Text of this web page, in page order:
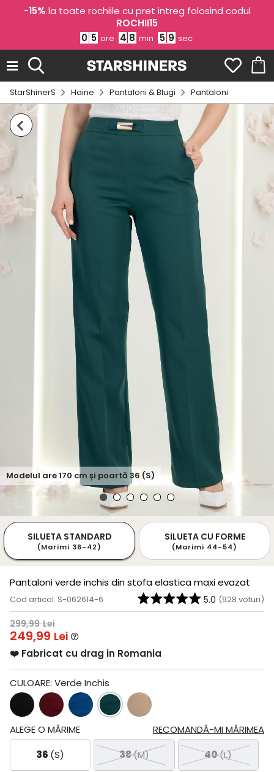
-15% la toate rochiile cu pret intreg folosind codul
ROCHII15
0 5 ore 4 8 min 5 8 sec
StarShinerS Haine Pantaloni & Blugi Pantaloni
Modelul are170 cm și poartă 36 (S)
SILUETA STANDARD
(Marimi 36-42)
SILUETA CU FORME
(Marimi 44-54)
Pantaloni verde inchis din stofa elastica maxi evazat
Cod articol: S-062614-6 5.0 (928 voturi)
299,99 Lei
249,99 Lei
❤️ Fabricat cu drag in Romania
CULOARE: Verde Inchis
RECOMANDĂ-MI MĂRIMEA
ALEGE O MĂRIME
36 (S) 38(M) 40(L)